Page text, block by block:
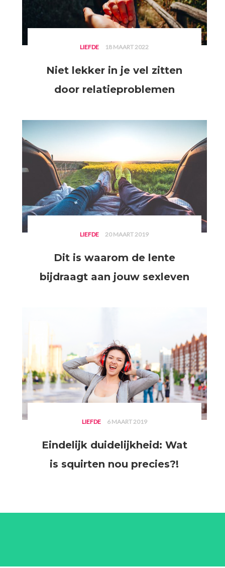
LIEFDE 18 MAART 2022
Niet lekker in je vel zitten
door relatieproblemen
LIEFDE 20 MAART 2019
Dit is waarom de lente
bijdraagt aan jouw sexleven
LIEFDE 6 MAART 2019
Eindelijk duidelijkheid: Wat
is squirten nou precies?!